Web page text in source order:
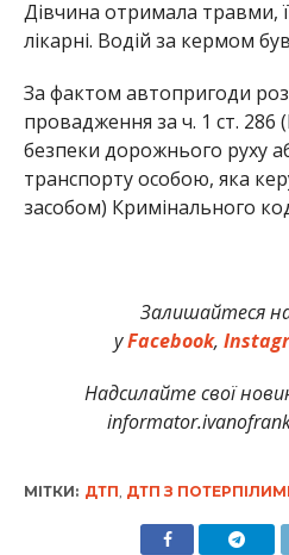
Дівчина отримала травми,
лікарні. Водій за кермом
За фактом автопригоди
провадження за ч. 1 ст.
безпеки дорожнього руху
транспорту особою, яка
засобом) Кримінального
Залишайтеся на
уFacebook,
Надсилайте свої
МІТКИ: ДТП ДТП З